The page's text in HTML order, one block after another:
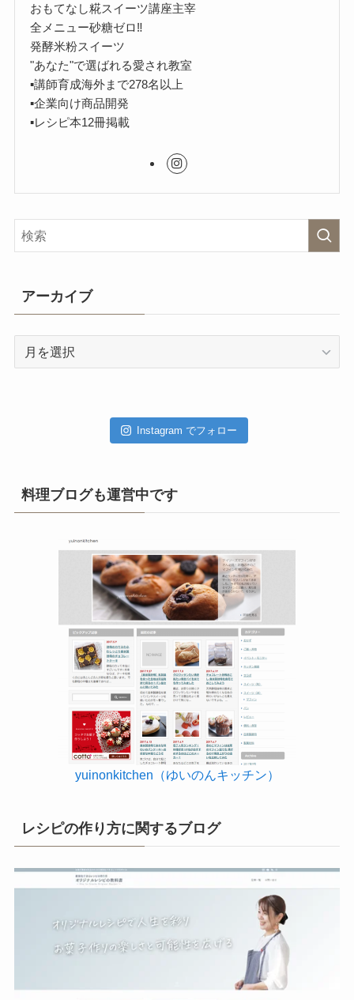
おもてなし糀スイーツ講座主宰
全メニュー砂糖ゼロ‼︎
発酵米粉スイーツ
"あなた"で選ばれる愛され教室
▪︎講師育成海外まで278名以上
▪︎企業向け商品開発
▪︎レシピ本12冊掲載
アーカイブ
Instagram でフォロー
料理ブログも運営中です
yuinonkitchen（ゆいのんキッチン）
レシピの作り方に関するブログ